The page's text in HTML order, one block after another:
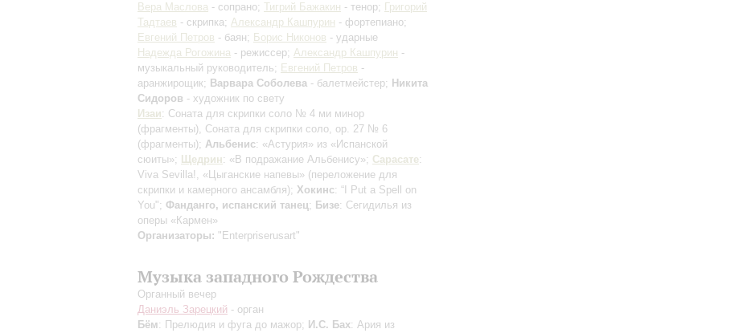
Вера Маслова - сопрано; Тигрий Бажакин - тенор; Григорий
Тадтаев - скрипка; Александр Кашпурин - фортепиано;
Евгений Петров - баян; Борис Никонов - ударные
Надежда Рогожина - режиссер; Александр Кашпурин -
музыкальный руководитель; Евгений Петров -
аранжирощик; Варвара Соболева - балетмейстер; Никита
Сидоров - художник по свету
Изаи: Соната для скрипки соло № 4 ми минор
(фрагменты), Соната для скрипки соло, op. 27 № 6
(фрагменты); Альбенис: «Астурия» из «Испанской
сюиты»; Щедрин: «В подражание Альбенису»; Сарасате:
Viva Sevilla!, «Цыганские напевы» (переложение для
скрипки и камерного ансамбля); Хокинс: “I Put a Spell on
You"; Фанданго, испанский танец; Бизе: Сегидилья из
оперы «Кармен»
Организаторы: "Enterpriserusart"
Музыка западного Рождества
Органный вечер
Даниэль Зарецкий - орган
Бём: Прелюдия и фуга до мажор; И.С. Бах: Ария из